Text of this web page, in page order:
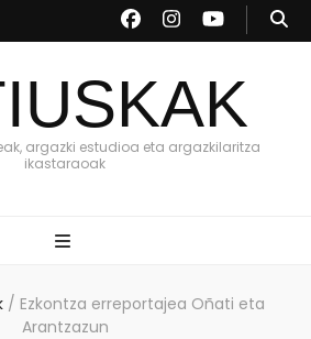
argazki estudioa eta argazkilaritza
ikastaraoak
/ Ezkontza erreportajea Oñati eta
Arantzazun